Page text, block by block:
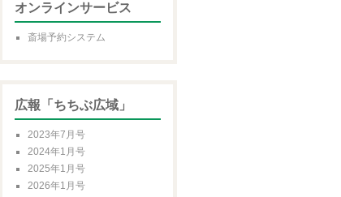
オンラインサービス
斎場予約システム
広報「ちちぶ広域」
2023年7月号
2024年1月号
2025年1月号
2026年1月号